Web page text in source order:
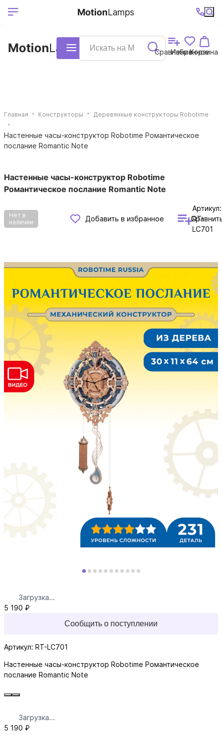
Ваш регион
Выберите ваш
+7 (495)740-
38-68
График
работы
MotionLamps Каталог Сравнение
Избранное
Корзина
MotionLamps
Главная Конструкторы Деревянные конструкторы Robotime
Настенные часы-конструктор Robotime Романтическое
послание Romantic Note
Настенные часы-конструктор Robotime
Романтическое послание Romantic Note
Нет в
наличии
Добавить в избранное
Артикул:
RT-
LC701
Загрузка...
5 190 ₽
Сообщить о поступлении
Артикул: RT-LC701
Настенные часы-конструктор Robotime Романтическое
послание Romantic Note
Загрузка...
5 190 ₽